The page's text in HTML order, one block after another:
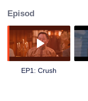
lebih mendalam.
Episod
EP1: Crush